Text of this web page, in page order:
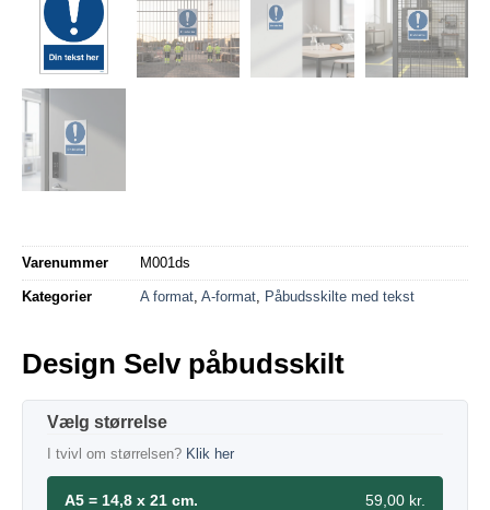
Varenummer M001ds
Kategorier A format A-format Påbudsskilte med tekst
Design Selv påbudsskilt
størrelse
I tvivl om størrelsen? Klik her
A5 = 14,8 x 21 cm. 59,00 kr.